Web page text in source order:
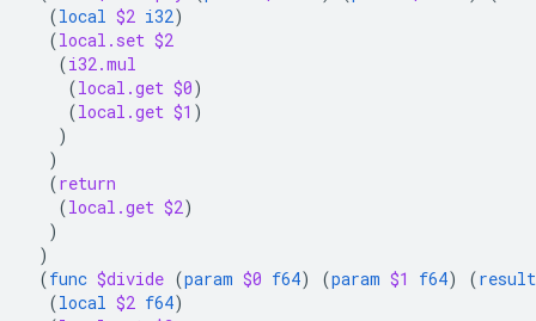
(local $2 i32)
(local.set $2
(i32.mul
(local.get $0)
(local.get $1 )
)
)
(return
(local.get $2)
)
)
(func $divide (param $0 f64) (param $1 f64) (result
(local $2 f64)